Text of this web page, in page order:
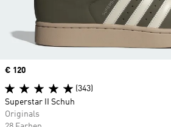
Price
€ 120
(343)
Superstar II Schuh
Originals